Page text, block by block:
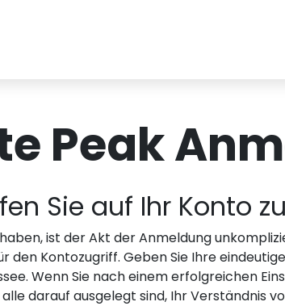
Peak
Sie auf Ihr Konto zu
ist der Akt der Anmeldung
den Kontozugriff. Geben Sie Ihre
Wenn Sie nach einem erfolgreichen
darauf ausgelegt sind, Ihr Verständnis